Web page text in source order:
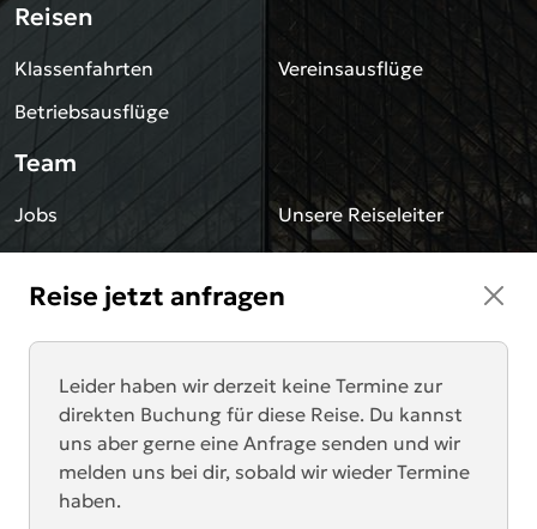
Reise jetzt anfragen
Leider haben wir derzeit keine Termine zur
direkten Buchung für diese Reise. Du kannst
uns aber gerne eine Anfrage senden und wir
melden uns bei dir, sobald wir wieder Termine
haben.
Reisen
Klassenfahrten
Betriebsausflüge
Vereinsausflüge
Team
Jobs Unsere Reiseleiter
Sonstiges
Downloads
Datenschutz
Newsletter
Kontakt